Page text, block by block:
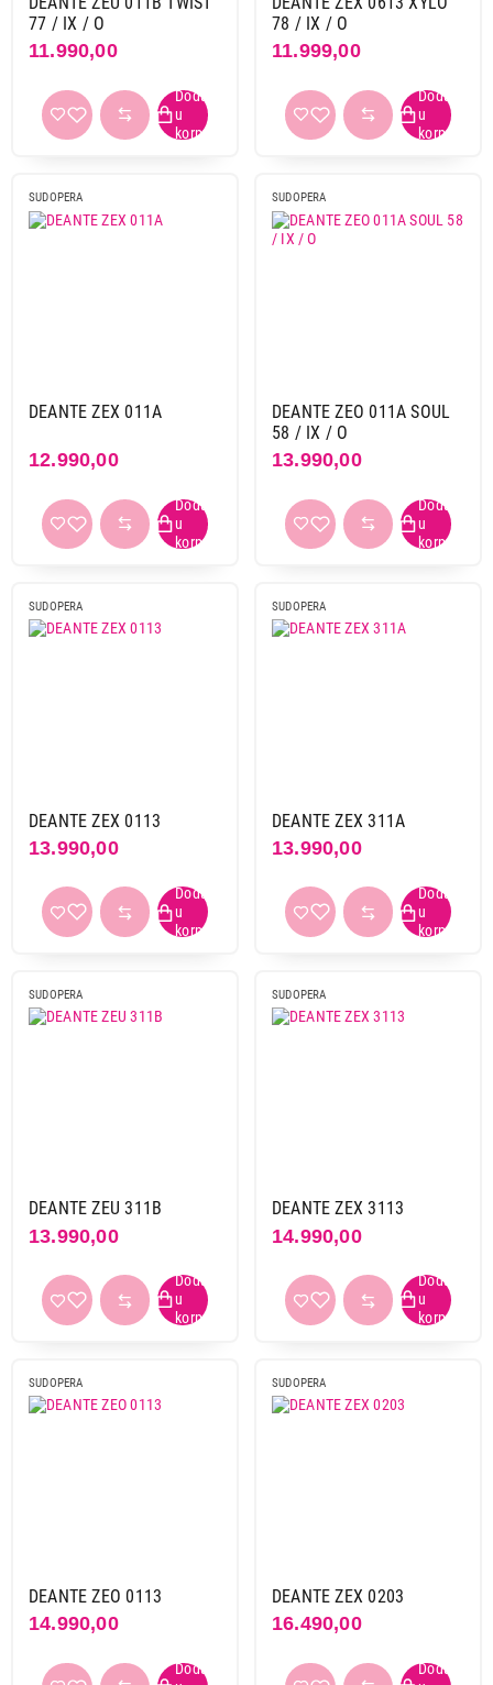
77 / IX / O
11.990,00
78 / IX / O
11.999,00
SUDOPERA
DEANTE ZEX 011A
12.990,00
SUDOPERA
DEANTE ZEO 011A SOUL
58 / IX / O
13.990,00
SUDOPERA
DEANTE ZEX 0113
13.990,00
SUDOPERA
DEANTE ZEX 311A
13.990,00
SUDOPERA
DEANTE ZEU 311B
13.990,00
SUDOPERA
DEANTE ZEX 3113
14.990,00
SUDOPERA
DEANTE ZEO 0113
14.990,00
SUDOPERA
DEANTE ZEX 0203
16.490,00
DEANTE ZEN 0103
Proizvod je dodat u korpu.